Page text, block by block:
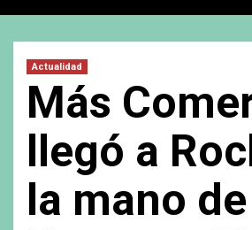
Actualidad
Más
llegó a
la mano de